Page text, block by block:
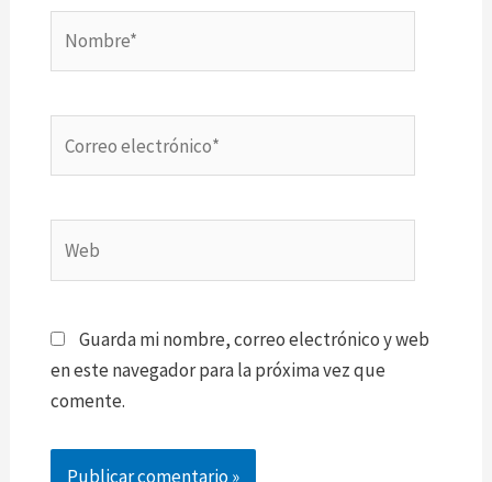
electrónico*
Guarda mi nombre, correo electrónico y web
en este navegador para la próxima vez que
comente.